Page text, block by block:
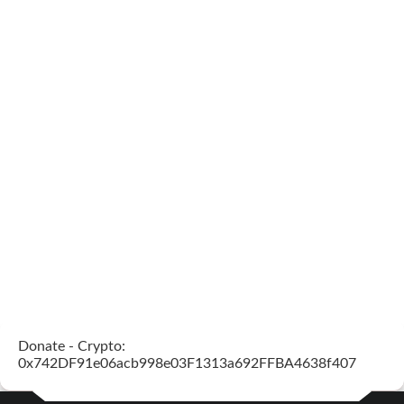
Donate - Crypto:
0x742DF91e06acb998e03F1313a692FFBA4638f407